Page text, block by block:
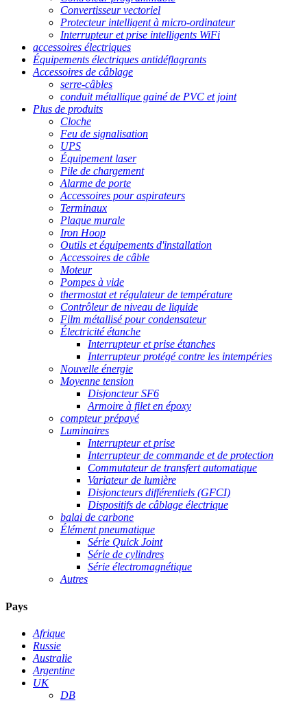
Convertisseur vectoriel
Protecteur intelligent à micro-ordinateur
Interrupteur et prise intelligents WiFi
accessoires électriques
Équipements électriques antidéflagrants
Accessoires de câblage
serre-câbles
conduit métallique gainé de PVC et joint
Plus de produits
Cloche
Feu de signalisation
UPS
Équipement laser
Pile de chargement
Alarme de porte
Accessoires pour aspirateurs
Terminaux
Plaque murale
Iron Hoop
Outils et équipements d'installation
Accessoires de câble
Moteur
Pompes à vide
thermostat et régulateur de température
Contrôleur de niveau de liquide
Film métallisé pour condensateur
Électricité étanche
Interrupteur et prise étanches
Interrupteur protégé contre les intempéries
Nouvelle énergie
Moyenne tension
Disjoncteur SF6
Armoire à filet en époxy
compteur prépayé
Luminaires
Interrupteur et prise
Interrupteur de commande et de protection
Commutateur de transfert automatique
Variateur de lumière
Disjoncteurs différentiels (GFCI)
Dispositifs de câblage électrique
balai de carbone
Élément pneumatique
Série Quick Joint
Série de cylindres
Série électromagnétique
Autres
Pays
Afrique
Russie
Australie
Argentine
UK
DB